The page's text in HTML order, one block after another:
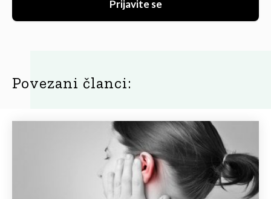
Prijavite se
Povezani članci: